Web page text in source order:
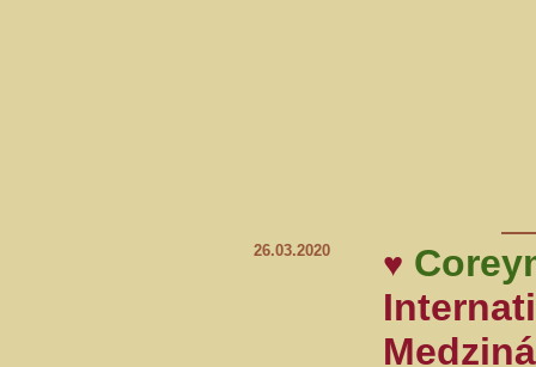
26.03.2020 ♥